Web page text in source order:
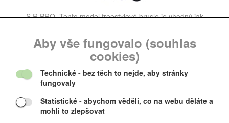
Aby vše fungovalo (souhlas
cookies)
Technické - bez těch to nejde, aby stránky
fungovaly
Statistické - abychom věděli, co na webu děláte a
mohli to zlepšovat
S.R.PRO Tento model freestylové brusle je vhodný jak
RSC-X